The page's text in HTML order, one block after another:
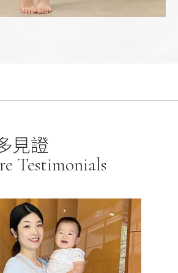
見證
Testimonials